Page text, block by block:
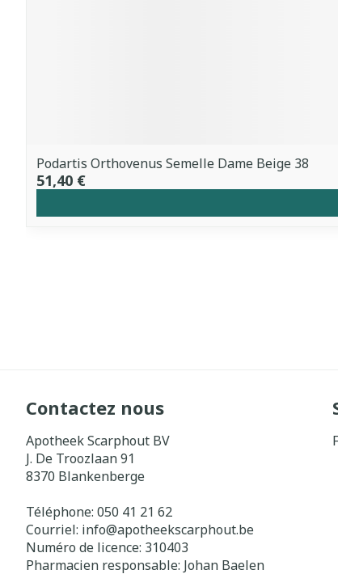
Podartis Orthovenus Semelle Dame Beige 38
51,40 €
Contactez nous
Apotheek Scarphout BV
J. De Troozlaan 91
8370 Blankenberge
Téléphone: 050 41 21 62
Courriel: info@apotheekscarphout.be
Numéro de licence: 310403
Pharmacien responsable: Johan Baelen